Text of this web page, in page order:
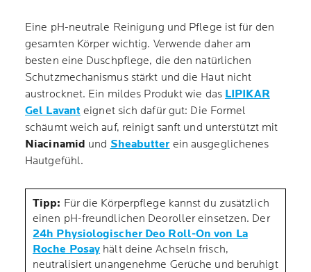
Eine pH-neutrale Reinigung und Pflege ist für den
gesamten Körper wichtig. Verwende daher am
besten eine Duschpflege, die den natürlichen
Schutzmechanismus stärkt und die Haut nicht
austrocknet. Ein mildes Produkt wie das LIPIKAR
Gel Lavant eignet sich dafür gut: Die Formel
schäumt weich auf, reinigt sanft und unterstützt mit
Niacinamid und Sheabutter ein ausgeglichenes
Hautgefühl.
Tipp: Für die Körperpflege kannst du zusätzlich
einen pH-freundlichen Deoroller einsetzen. Der
24h Physiologischer Deo Roll-On von La
Roche Posay hält deine Achseln frisch,
neutralisiert unangenehme Gerüche und beruhigt